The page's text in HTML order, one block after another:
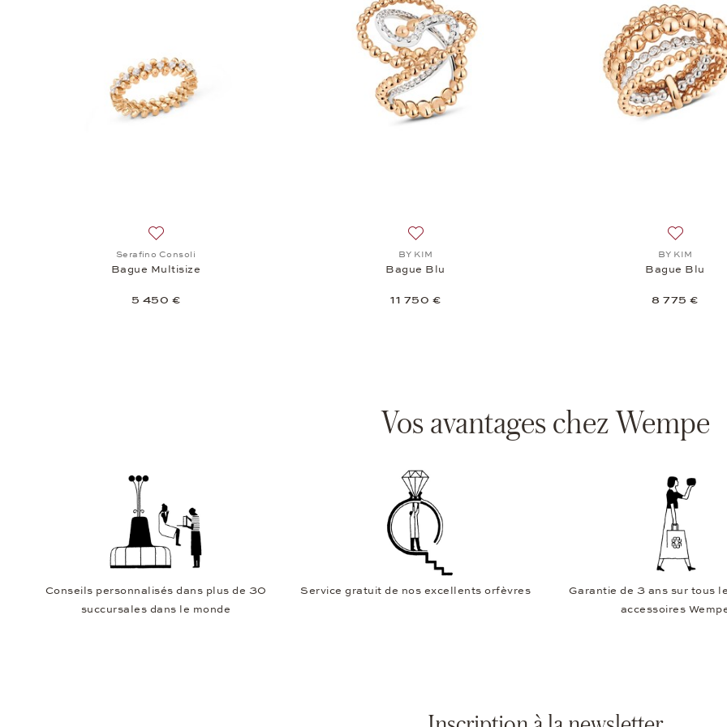
Serafino Consoli
Bague Multisize
5 450 €
BY KIM
Bague Blu
11 750 €
BY KIM
Bague Blu
8 775 €
Vos avantages chez Wempe
Conseils personnalisés dans plus de 30
succursales dans le monde
Service gratuit de nos excellents orfèvres
Garantie de 3 ans sur tous
accessoires